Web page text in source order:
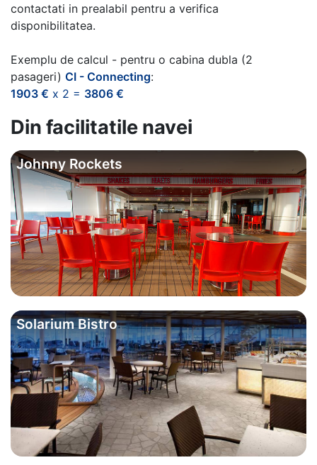
contactati in prealabil pentru a verifica
disponibilitatea.
Exemplu de calcul - pentru o cabina dubla (2
pasageri) CI - Connecting:
1903 € x 2 = 3806 €
Din facilitatile navei
Johnny Rockets
Solarium Bistro